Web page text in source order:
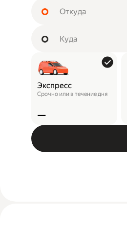
Экспресс
Срочно или в течение дня
—